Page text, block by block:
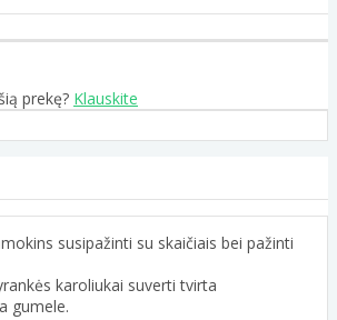
prekę? Klauskite
susipažinti su skaičiais bei pažinti
karoliukai suverti tvirta
gumele.